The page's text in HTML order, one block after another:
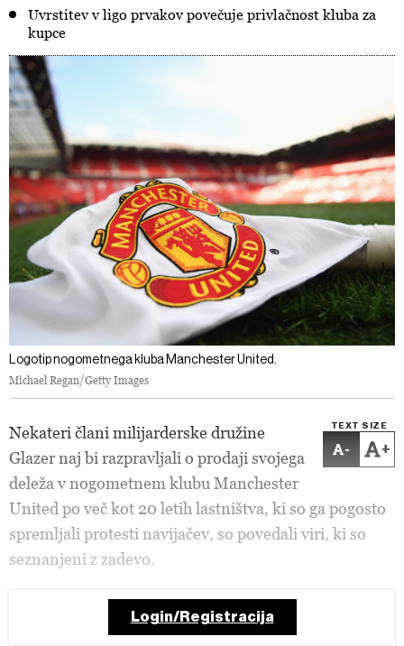
Uvrstitev v ligo prvakov povečuje privlačnost kluba za
kupce
Logotip nogometnega kluba Manchester United.
Michael Regan/Getty Images
TEXT SIZE
- +
Nekateri člani milijarderske družine
Glazer naj bi razpravljali o prodaji svojega
deleža v nogometnem klubu Manchester
United po več kot 20 letih lastništva, ki so ga pogosto
spremljali protesti navijačev, so povedali viri, ki so
seznanjeni z zadevo.
Login/Registracija